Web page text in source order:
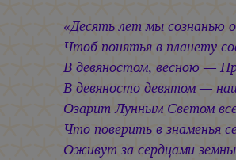
«Десять лет мы сознанью
Чтоб понятья в планету
В девяностом, весною —
В девяносто девятом —
Озарит Лунным Светом
Что поверить в знаменья
Оживут за сердцами